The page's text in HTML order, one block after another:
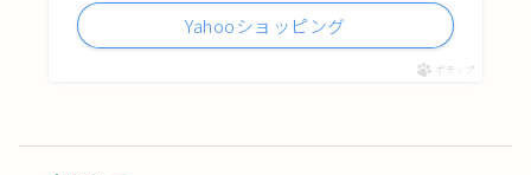
Yahooショッピング
ポチップ